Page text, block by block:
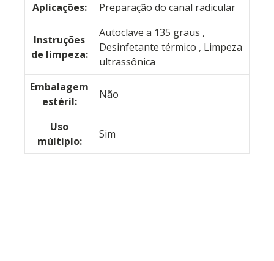
Aplicações:
Preparação do canal radicular
Instruções
de limpeza:
Autoclave a 135 graus ,
Desinfetante térmico , Limpeza
ultrassônica
Embalagem
estéril:
Não
Uso
múltiplo:
Sim